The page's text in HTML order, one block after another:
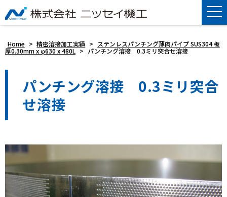
Home > 精密溶接加工実績 >
ステンレスパンチング薄肉パイプ SUS304 板
厚0.30mm x φ630 x 480L > パンチング溶接 0.3ミリ突合せ溶接
パンチング溶接 0.3ミリ突合
せ溶接